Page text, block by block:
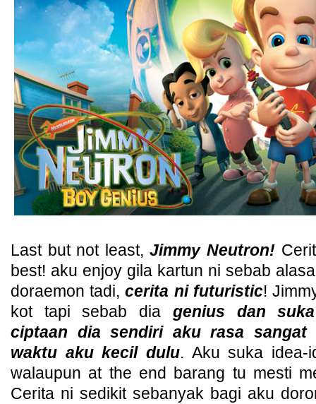
Last but not least,Jimmy Neutron!
best! aku enjoy gila kartun ni sebab
doraemon tadi,cerita ni futuristic!
kot tapi sebab dia genius dan
ciptaan dia sendiri aku rasa sangat
waktu aku kecil dulu. Aku suka idea-
walaupun at the end barang tu mesti
Cerita ni sedikit sebanyak bagi aku